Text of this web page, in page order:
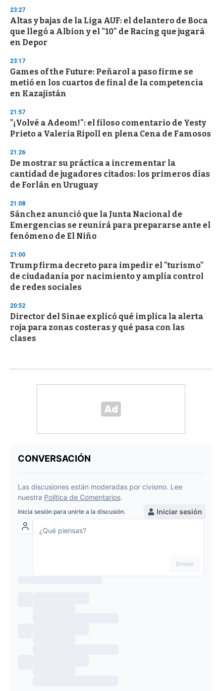
s
e
c
o
n
23:27
Altas y bajas de la Liga AUF: el delantero de Boca
que llegó a Albion y el "10" de Racing que jugará
en Depor
23:17
Games of the Future: Peñarol a paso firme se
metió en los cuartos de final de la competencia
en Kazajistán
21:57
"¡Volvé a Adeom!": el filoso comentario de Yesty
Prieto a Valeria Ripoll en plena Cena de Famosos
21:26
De mostrar su práctica a incrementar la
cantidad de jugadores citados: los primeros días
de Forlán en Uruguay
21:08
Sánchez anunció que la Junta Nacional de
Emergencias se reunirá para prepararse ante el
fenómeno de El Niño
21:00
Trump firma decreto para impedir el "turismo"
de ciudadanía por nacimiento y amplía control
de redes sociales
20:52
Director del Sinae explicó qué implica la alerta
roja para zonas costeras y qué pasa con las
clases